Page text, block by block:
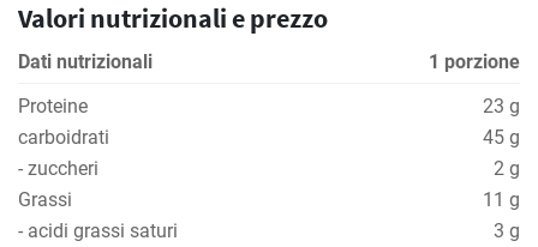
Valori nutrizionali e prezzo
Dati nutrizionali
1 porzione
Proteine
23 g
carboidrati
45 g
- zuccheri
2 g
Grassi
11 g
- acidi grassi saturi
3 g